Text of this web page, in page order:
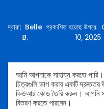
দ্বারা: Belle
B.
প্রকাশিত হয়েছে উপরে:
10, 2025
আমি আপনাকে সাহায্য করতে পারি।
চিত্রগুলি ভাগ করার একটি
কিউআর কোড তৈরি করুন। আপনি
বিতরণ করতে পারবেন।